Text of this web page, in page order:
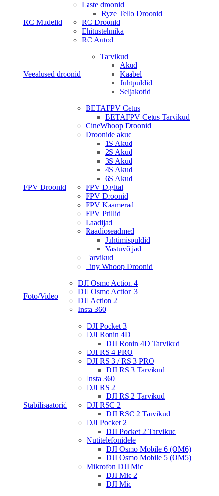
RC Mudelid
Laste droonid
Ryze Tello Droonid
RC Droonid
Ehitustehnika
RC Autod
Veealused droonid
Tarvikud
Akud
Kaabel
Juhtpuldid
Seljakotid
FPV Droonid
BETAFPV Cetus
BETAFPV Cetus Tarvikud
CineWhoop Droonid
Droonide akud
1S Akud
2S Akud
3S Akud
4S Akud
6S Akud
FPV Digital
FPV Droonid
FPV Kaamerad
FPV Prillid
Laadijad
Raadioseadmed
Juhtimispuldid
Vastuvõtjad
Tarvikud
Tiny Whoop Droonid
Foto/Video
DJI Osmo Action 4
DJI Osmo Action 3
DJI Action 2
Insta 360
Stabilisaatorid
DJI Pocket 3
DJI Ronin 4D
DJI Ronin 4D Tarvikud
DJI RS 4 PRO
DJI RS 3 / RS 3 PRO
DJI RS 3 Tarvikud
Insta 360
DJI RS 2
DJI RS 2 Tarvikud
DJI RSC 2
DJI RSC 2 Tarvikud
DJI Pocket 2
DJI Pocket 2 Tarvikud
Nutitelefonidele
DJI Osmo Mobile 6 (OM6)
DJI Osmo Mobile 5 (OM5)
Mikrofon DJI Mic
DJI Mic 2
DJI Mic